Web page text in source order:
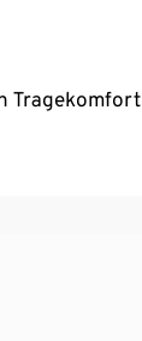
Tragekomfort